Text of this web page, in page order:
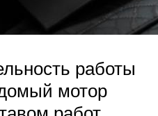
работы
мотор